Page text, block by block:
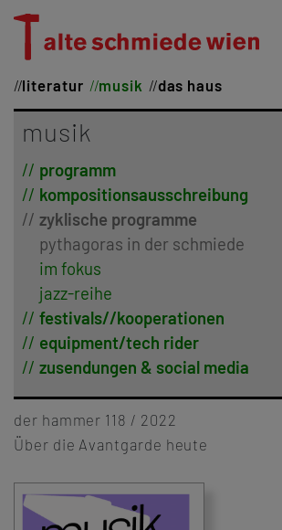
literatur musik das haus
musik
programm
kompositionsausschreibung
zyklische programme
pythagoras in der schmiede
im fokus
jazz-reihe
festivals//kooperationen
equipment/tech rider
zusendungen & social media
der hammer 118 / 2022
Über die Avantgarde heute